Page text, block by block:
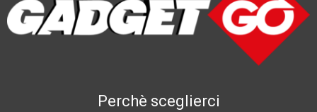
Perchè sceglierci